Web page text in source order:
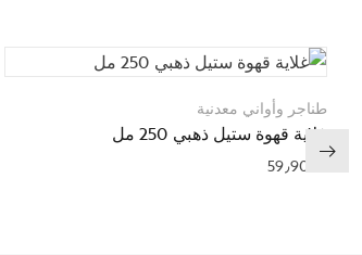
طناجر وأواني معدنية
غلاية قهوة ستيل ذهبي 250 مل
59٫90